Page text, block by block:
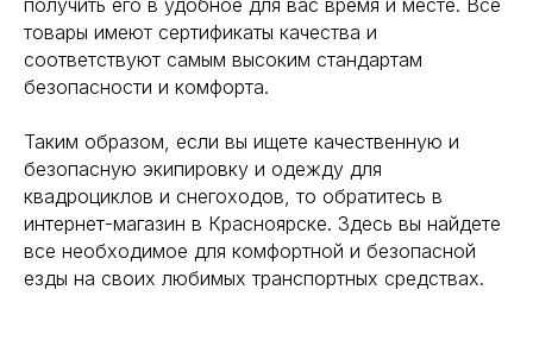
получить его в удобное для вас время и месте. Все
товары имеют сертификаты качества и
соответствуют самым высоким стандартам
безопасности и комфорта.
Таким образом, если вы ищете качественную и
безопасную экипировку и одежду для
квадроциклов и снегоходов, то обратитесь в
интернет-магазин в Красноярске. Здесь вы найдете
все необходимое для комфортной и безопасной
езды на своих любимых транспортных средствах.